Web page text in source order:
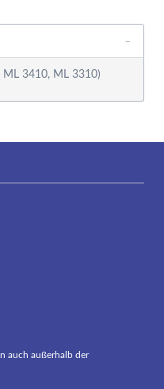
3410, ML 3310)
auch außerhalb der